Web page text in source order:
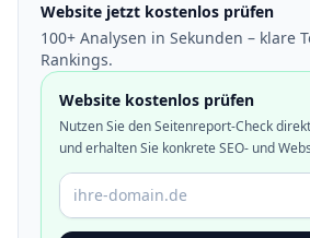
Website jetzt kostenlos prüfen
100+ Analysen in Sekunden – klare
Rankings.
Website kostenlos prüfen
Nutzen Sie den Seitenreport-Check
und erhalten Sie konkrete SEO- und
Domain oder URL